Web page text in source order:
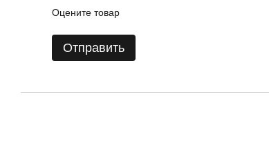
Оцените товар
Отправить